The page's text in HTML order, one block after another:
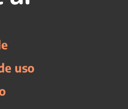
uso